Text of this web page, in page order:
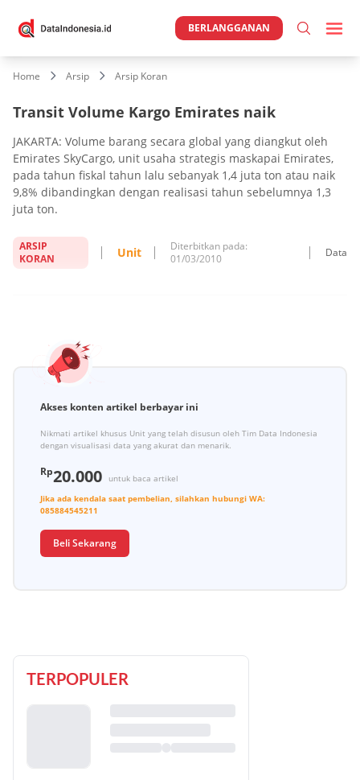
BERLANGGANAN
Home Arsip Arsip Koran
Transit Volume Kargo Emirates naik
JAKARTA: Volume barang secara global yang diangkut oleh
Emirates SkyCargo, unit usaha strategis maskapai Emirates,
pada tahun fiskal tahun lalu sebanyak 1,4 juta ton atau naik
9,8% dibandingkan dengan realisasi tahun sebelumnya 1,3
juta ton.
ARSIP
KORAN
Unit
Diterbitkan pada:
01/03/2010
Data
Akses konten artikel berbayar ini
Nikmati artikel khusus Unit yang telah disusun oleh Tim Data Indonesia
dengan visualisasi data yang akurat dan menarik.
Rp20.000
untuk baca artikel
Jika ada kendala saat pembelian, silahkan hubungi WA:
085884545211
Beli Sekarang
TERPOPULER